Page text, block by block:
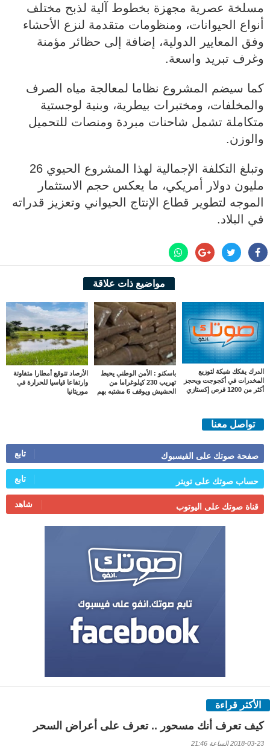
مسلخة عصرية مجهزة بخطوط آلية لذبح مختلف
أنواع الحيوانات، ومنظومات متقدمة لنزع الأحشاء
وفق المعايير الدولية، إضافة إلى حظائر مؤمنة
وغرف تبريد واسعة.
كما سيضم المشروع نظاما لمعالجة مياه الصرف
والمخلفات، ومختبرات بيطرية، وبنية لوجستية
متكاملة تشمل شاحنات مبردة ومنصات للتحميل
والوزن.
وتبلغ التكلفة الإجمالية لهذا المشروع الحيوي 26
مليون دولار أمريكي، ما يعكس حجم الاستثمار
الموجه لتطوير قطاع الإنتاج الحيواني وتعزيز قدراته
في البلاد.
مواضيع ذات علاقة
الدرك يفكك شبكة لتوزيع
المخدرات في أكجوجت ويحجز
أكثر من 1200 قرص إكستازي
باسكنو : الأمن الوطني يحبط
تهريب 230 كيلوغراما من
الحشيش ويوقف 6 مشتبه بهم
الأرصاد تتوقع أمطارا متفاوتة
وارتفاعا قياسيا للحرارة في
موريتانيا
تواصل معنا
صفحة صوتك على الفيسبوك تابع
حساب صوتك على تويتر تابع
قناة صوتك على اليوتوب شاهد
الأكثر قراءة
كيف تعرف أنك مسحور .. تعرف على أعراض السحر
2018-03-23 الساعة 21:46